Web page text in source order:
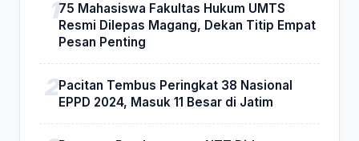
75 Mahasiswa Fakultas Hukum UMTS
Resmi Dilepas Magang, Dekan Titip Empat
Pesan Penting
Pacitan Tembus Peringkat 38 Nasional
EPPD 2024, Masuk 11 Besar di Jatim